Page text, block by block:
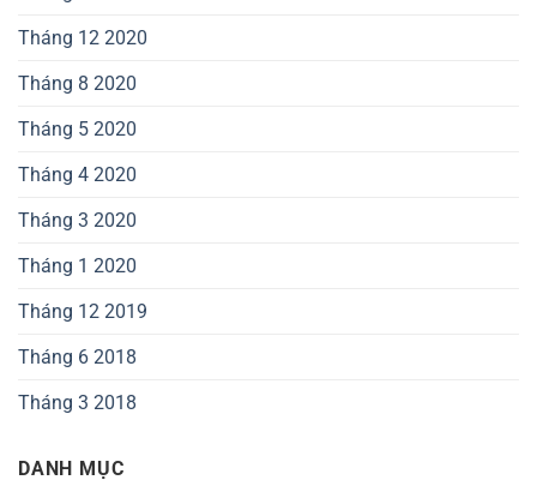
Tháng 12 2020
Tháng 8 2020
Tháng 5 2020
Tháng 4 2020
Tháng 3 2020
Tháng 1 2020
Tháng 12 2019
Tháng 6 2018
Tháng 3 2018
DANH MỤC